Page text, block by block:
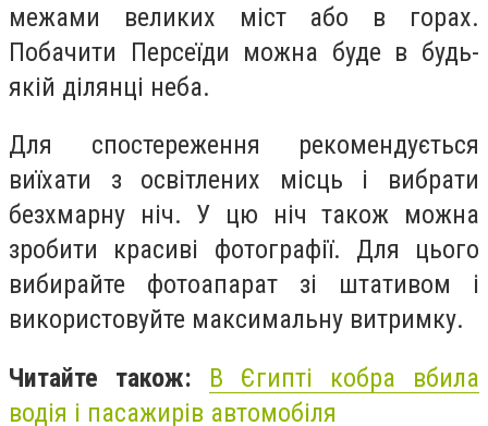
межами великих міст або в горах.
Побачити Персеїди можна буде в будь-
якій ділянці неба.
Для спостереження рекомендується
виїхати з освітлених місць і вибрати
безхмарну ніч. У цю ніч також можна
зробити красиві фотографії. Для цього
вибирайте фотоапарат зі штативом і
використовуйте максимальну витримку.
Читайте також: В Єгипті кобра вбила
водія і пасажирів автомобіля